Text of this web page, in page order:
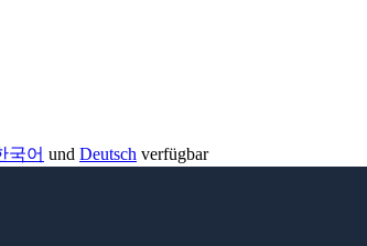
국어 und Deutsch verfügbar